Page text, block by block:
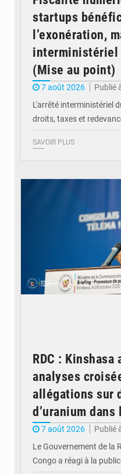
startups
l’exonération,
interministériel
(Mise au point)
7 août 2026
Publié
L'arrêté interministériel
droits, taxes et
SAVOIR PLUS
RDC : Kinshasa
analyses
allégations sur
d’uranium
7 août 2026
Publié
Le Gouvernement de la
Congo a réagi à la